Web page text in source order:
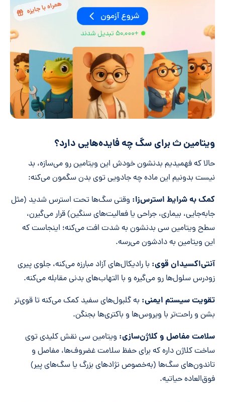
ویتامین ث برای سگ چه فایده‌هایی دارد؟
حالا که فهمیدیم بدنشون خودش این ویتامین رو می‌سازه، بد
نیست بدونیم این ماده چه جادویی توی بدن سگمون می‌کنه:
کمک به شرایط استرس‌زا: وقتی سگ‌ها تحت استرس شدید (مثل
جابه‌جایی، بیماری، جراحی یا فعالیت‌های سنگین) قرار می‌گیرن،
سطح ویتامین سی بدنشون به شدت افت می‌کنه؛ اینجاست که
این ویتامین به دادشون می‌رسه.
آنتی‌اکسیدان قوی: با رادیکال‌های آزاد مبارزه می‌کنه، جلوی پیری
زودرس سلول‌ها رو می‌گیره و با التهاب‌های بدنی مقابله می‌کنه.
تقویت سیستم ایمنی: به گلبول‌های سفید کمک می‌کنه تا قوی‌تر
بشن و راحت‌تر با ویروس‌ها و باکتری‌ها بجنگن.
سلامت مفاصل و کلاژن‌سازی: ویتامین سی نقش کلیدی توی
ساخت کلاژن داره که برای حفظ سلامت غضروف‌ها، مفاصل و
تاندون‌های سگ‌ها (به‌خصوص نژادهای بزرگ یا سگ‌های پیر)
فوق‌العاده حیاتیه.